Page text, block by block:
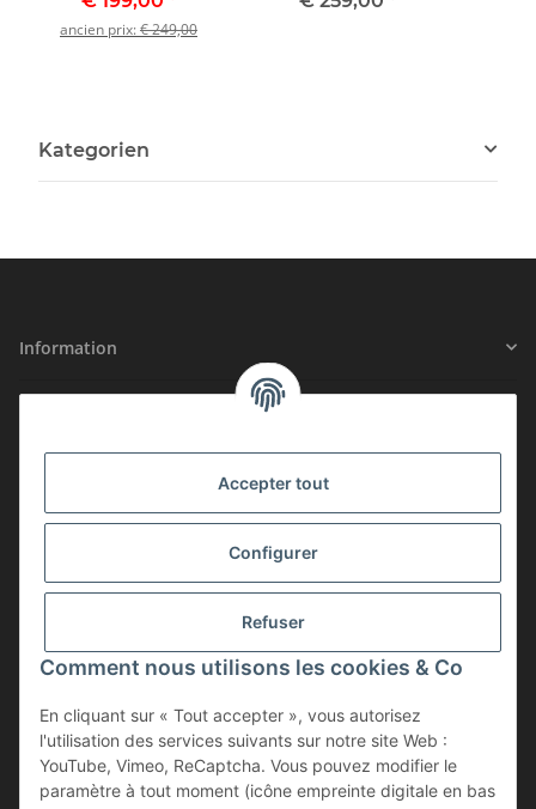
Accepter tout
Configurer
Refuser
Comment nous utilisons les cookies & Co
En cliquant sur « Tout accepter », vous autorisez
l'utilisation des services suivants sur notre site Web :
YouTube, Vimeo, ReCaptcha. Vous pouvez modifier le
paramètre à tout moment (icône empreinte digitale en bas
sculptée hauteur 92
ancien prix:€ 249,00
Kategorien
Information